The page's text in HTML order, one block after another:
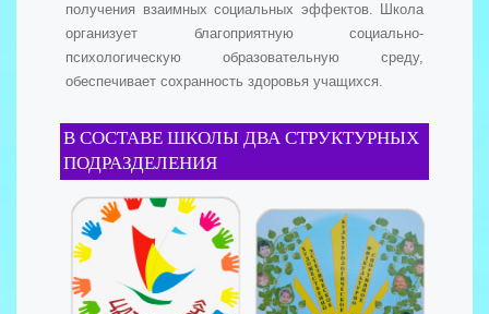
получения взаимных социальных эффектов. Школа
организует благоприятную социально-
психологическую образовательную среду,
обеспечивает сохранность здоровья учащихся.
В СОСТАВЕ ШКОЛЫ ДВА СТРУКТУРНЫХ
ПОДРАЗДЕЛЕНИЯ